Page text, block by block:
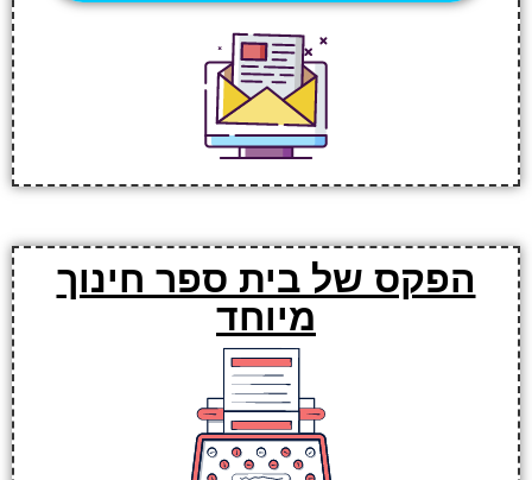
הפקס של בית ספר חינוך
מיוחד